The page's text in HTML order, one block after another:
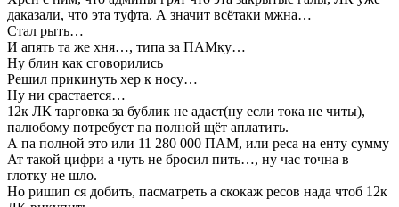
даказали, что эта туфта. А значит всётаки мжна…
Стал рыть…
И апять та же хня…, типа за ПАМку…
Ну блин как сговорились
Решил прикинуть хер к носу…
Ну ни срастается…
12к ЛК тарговка за бублик не адаст(ну если тока не читы),
палюбому потребует па полной щёт аплатить.
А па полной это или 11 280 000 ПАМ, или реса на енту сумму
Ат такой цифри а чуть не бросил пить…, ну час точна в
глотку не шло.
Но ришип ся добить, пасматреть а скокаж ресов нада чтоб 12к